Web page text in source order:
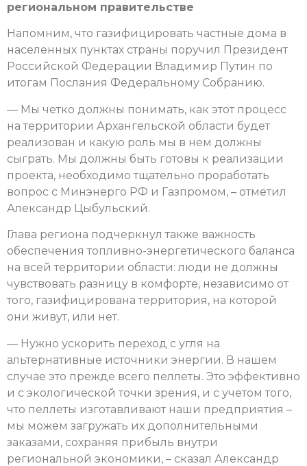
региональном правительстве
Напомним, что газифицировать частные дома в
населенных пунктах страны поручил Президент
Российской Федерации Владимир Путин по
итогам Послания Федеральному Собранию.
— Мы четко должны понимать, как этот процесс
на территории Архангельской области будет
реализован и какую роль мы в нем должны
сыграть. Мы должны быть готовы к реализации
проекта, необходимо тщательно проработать
вопрос с Минэнерго РФ и Газпромом, – отметил
Александр Цыбульский.
Глава региона подчеркнул также важность
обеспечения топливно-энергетического баланса
на всей территории области: люди не должны
чувствовать разницу в комфорте, независимо от
того, газифицирована территория, на которой
они живут, или нет.
— Нужно ускорить переход с угля на
альтернативные источники энергии. В нашем
случае это прежде всего пеллеты. Это эффективно
и с экологической точки зрения, и с учетом того,
что пеллеты изготавливают наши предприятия –
мы можем загружать их дополнительными
заказами, сохраняя прибыль внутри
региональной экономики, – сказал Александр